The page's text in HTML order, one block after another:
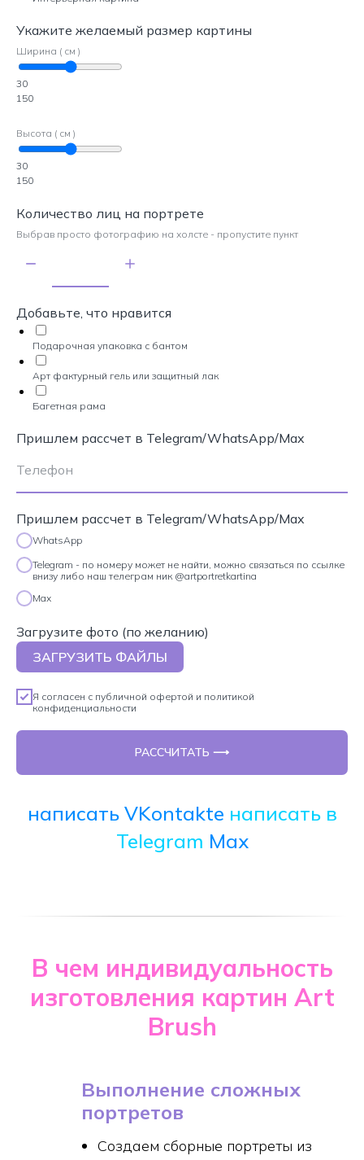
Укажите желаемый размер картины
Ширина ( см )
30
150
Высота ( см )
30
150
Количество лиц на портрете
Выбрав просто фотографию на холсте - пропустите пункт
Добавьте, что нравится
Подарочная упаковка с бантом
Арт фактурный гель или защитный лак
Багетная рама
Пришлем рассчет в Telegram/WhatsApp/Max
Пришлем рассчет в Telegram/WhatsApp/Max
WhatsApp
Telegram - по номеру может не найти, можно связаться по ссылке
внизу либо наш телеграм ник @artportretkartina
Max
Загрузите фото (по желанию)
ЗАГРУЗИТЬ ФАЙЛЫ
Я согласен с публичной офертой и политикой
конфиденциальности
РАССЧИТАТЬ ⟶
написать VKontakte написать в
Telegram Max
В чем индивидуальность
изготовления картин Art
Brush
Выполнение сложных
портретов
Создаем сборные портреты из